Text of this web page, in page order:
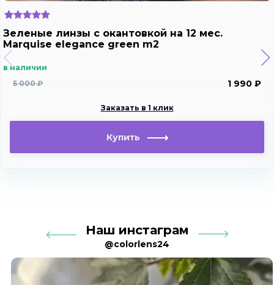
Зеленые линзы c окантовкой на 12 мес.
Marquise elegance green m2
в наличии
5 000 ₽
1 990 ₽
Заказать в 1 клик
Наш инстаграм
@colorlens24